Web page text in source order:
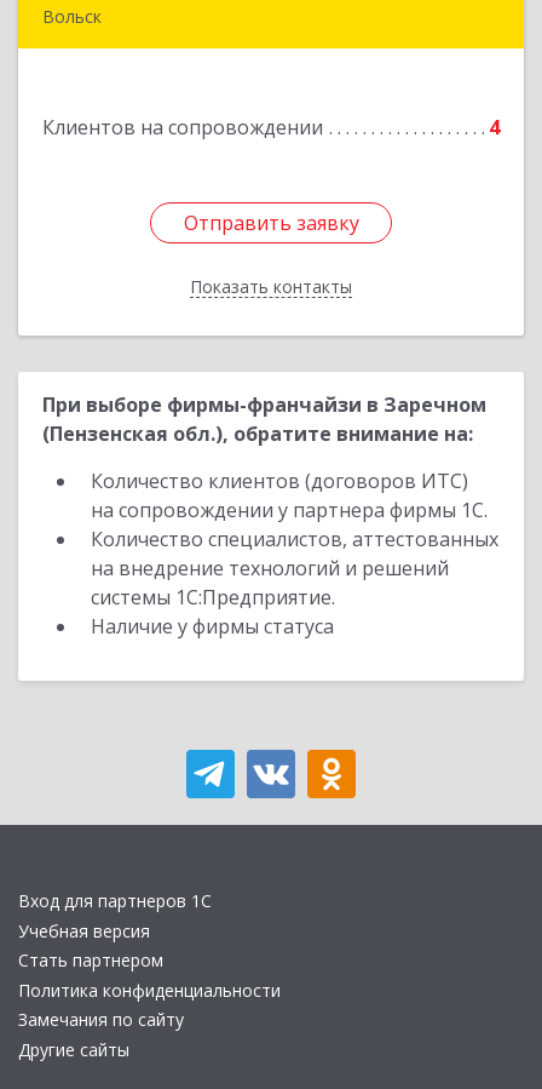
Вольск
Клиентов на сопровождении 4
Отправить заявку
Показать контакты
Подробнее
Отправить заявку
Назад
При выборе фирмы-франчайзи в Заречном
(Пензенская обл.), обратите внимание на:
Количество клиентов (договоров ИТС)
на сопровождении у партнера фирмы 1С.
Количество специалистов, аттестованных
на внедрение технологий и решений
системы 1С:Предприятие.
Наличие у фирмы статуса
Вход для партнеров 1С
Учебная версия
Стать партнером
Политика конфиденциальности
Замечания по сайту
Другие сайты